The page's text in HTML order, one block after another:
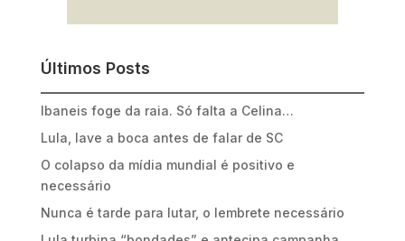
Últimos Posts
Ibaneis foge da raia. Só falta a Celina…
Lula, lave a boca antes de falar de SC
O colapso da mídia mundial é positivo e
necessário
Nunca é tarde para lutar, o lembrete necessário